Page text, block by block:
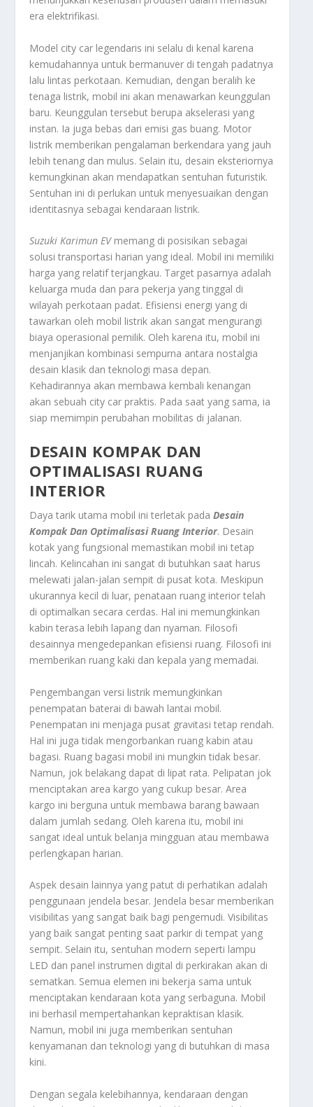
era elektrifikasi.
Model city car legendaris ini selalu di kenal karena
kemudahannya untuk bermanuver di tengah padatnya
lalu lintas perkotaan. Kemudian, dengan beralih ke
tenaga listrik, mobil ini akan menawarkan keunggulan
baru. Keunggulan tersebut berupa akselerasi yang
instan. Ia juga bebas dari emisi gas buang. Motor
listrik memberikan pengalaman berkendara yang jauh
lebih tenang dan mulus. Selain itu, desain eksteriornya
kemungkinan akan mendapatkan sentuhan futuristik.
Sentuhan ini di perlukan untuk menyesuaikan dengan
identitasnya sebagai kendaraan listrik.
Suzuki Karimun EVmemang di posisikan sebagai
solusi transportasi harian yang ideal. Mobil ini memiliki
harga yang relatif terjangkau. Target pasarnya adalah
keluarga muda dan para pekerja yang tinggal di
wilayah perkotaan padat. Efisiensi energi yang di
tawarkan oleh mobil listrik akan sangat mengurangi
biaya operasional pemilik. Oleh karena itu, mobil ini
menjanjikan kombinasi sempurna antara nostalgia
desain klasik dan teknologi masa depan.
Kehadirannya akan membawa kembali kenangan
akan sebuah city car praktis. Pada saat yang sama, ia
siap memimpin perubahan mobilitas di jalanan.
DESAIN KOMPAK DAN
OPTIMALISASI RUANG
INTERIOR
Daya tarik utama mobil ini terletak padaDesain
Kompak Dan Optimalisasi Ruang Interior. Desain
kotak yang fungsional memastikan mobil ini tetap
lincah. Kelincahan ini sangat di butuhkan saat harus
melewati jalan-jalan sempit di pusat kota. Meskipun
ukurannya kecil di luar, penataan ruang interior telah
di optimalkan secara cerdas. Hal ini memungkinkan
kabin terasa lebih lapang dan nyaman. Filosofi
desainnya mengedepankan efisiensi ruang. Filosofi ini
memberikan ruang kaki dan kepala yang memadai.
Pengembangan versi listrik memungkinkan
penempatan baterai di bawah lantai mobil.
Penempatan ini menjaga pusat gravitasi tetap rendah.
Hal ini juga tidak mengorbankan ruang kabin atau
bagasi. Ruang bagasi mobil ini mungkin tidak besar.
Namun, jok belakang dapat di lipat rata. Pelipatan jok
menciptakan area kargo yang cukup besar. Area
kargo ini berguna untuk membawa barang bawaan
dalam jumlah sedang. Oleh karena itu, mobil ini
sangat ideal untuk belanja mingguan atau membawa
perlengkapan harian.
Aspek desain lainnya yang patut di perhatikan adalah
penggunaan jendela besar. Jendela besar memberikan
visibilitas yang sangat baik bagi pengemudi. Visibilitas
yang baik sangat penting saat parkir di tempat yang
sempit. Selain itu, sentuhan modern seperti lampu
LED dan panel instrumen digital di perkirakan akan di
sematkan. Semua elemen ini bekerja sama untuk
menciptakan kendaraan kota yang serbaguna. Mobil
ini berhasil mempertahankan kepraktisan klasik.
Namun, mobil ini juga memberikan sentuhan
kenyamanan dan teknologi yang di butuhkan di masa
kini.
Dengan segala kelebihannya, kendaraan dengan